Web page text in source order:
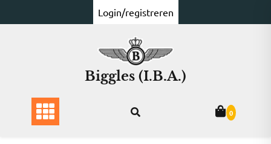
naar
Login/registreren
Biggles (I.B.A.)
0